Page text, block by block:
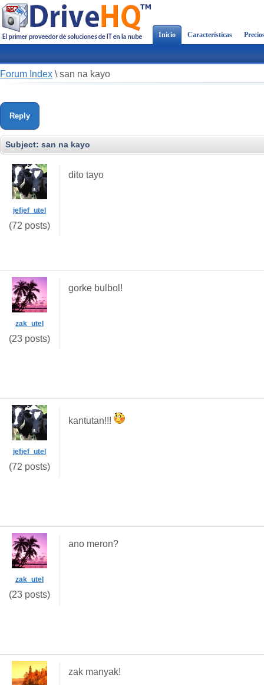
Inicio Características
Forum Index \ san na kayo
Reply
Subject: san na kayo
jefjef_utel
(72 posts)
dito tayo
zak_utel
(23 posts)
gorke bulbol!
jefjef_utel
(72 posts)
kantutan!!!
zak_utel
(23 posts)
ano meron?
zak manyak!